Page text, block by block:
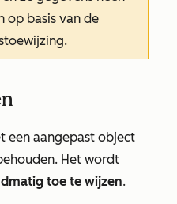
op basis van de
een aangepast object
Het wordt
toe te wijzen.